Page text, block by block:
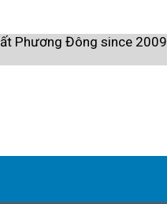
Phương Đông since 2009